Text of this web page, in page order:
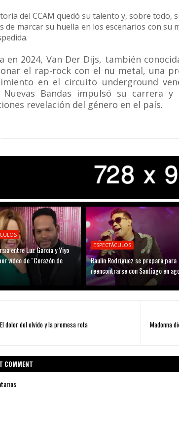
del CCAM quedó su talento y, sobre todo,
de marcar su huella en los escenarios con su
en 2024, Van Der Dijs, también
el rap-rock con el nu metal, una
en el circuito underground
Nuevas Bandas impulsó su carrera
revelación del género en el país.
entre Luz García y Yiyo
video de "Corazón de
ESPECTÁCULOS
Raulín Rodríguez se prepara para
reencontrarse con Santiago en
Madonna
dolor del olvido y la promesa rota
COMMENT